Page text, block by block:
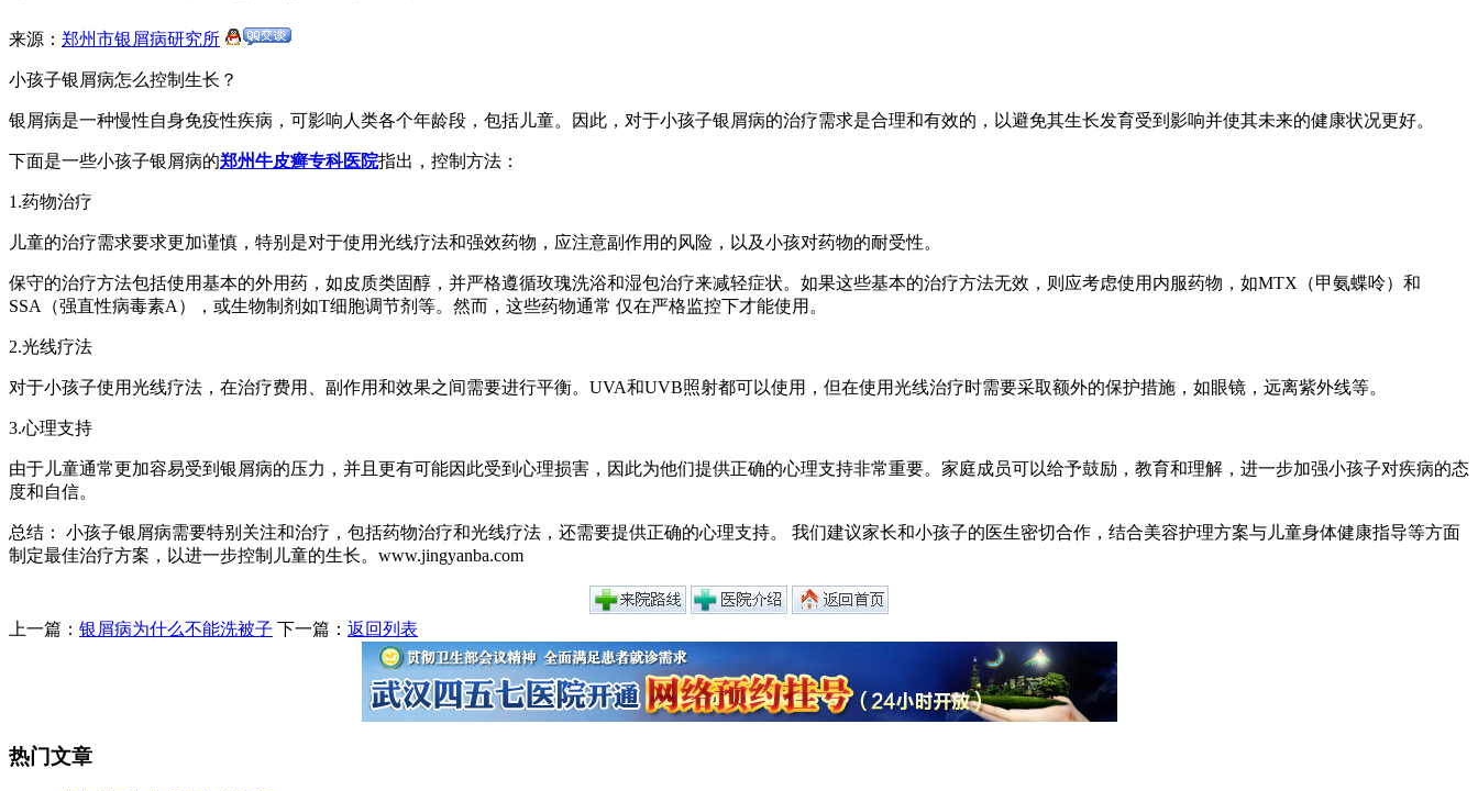
来源： 郑州市银屑病研究所
小孩子银屑病怎么控制生长？
银屑病是一种慢性自身免疫性疾病，可影响人类各个年龄段，包括儿童。因此，对于小孩子银屑病的治疗需求是合理和有效的，以避免其生长发育受到影响并使其未来的健康状况更好。
下面是一些小孩子银屑病的郑州牛皮癣专科医院指出，控制方法：
1.药物治疗
儿童的治疗需求要求更加谨慎，特别是对于使用光线疗法和强效药物，应注意副作用的风险，以及小孩对药物的耐受性。
保守的治疗方法包括使用基本的外用药，如皮质类固醇，并严格遵循玫瑰洗浴和湿包治疗来减轻症状。如果这些基本的治疗方法无效，则应考虑使用内服药物，如MTX（甲氨蝶呤）和
SSA（强直性病毒素A），或生物制剂如T细胞调节剂等。然而，这些药物通常 仅在严格监控下才能使用。
2.光线疗法
对于小孩子使用光线疗法，在治疗费用、副作用和效果之间需要进行平衡。UVA和UVB照射都可以使用，但在使用光线治疗时需要采取额外的保护措施，如眼镜，远离紫外线等。
3.心理支持
由于儿童通常更加容易受到银屑病的压力，并且更有可能因此受到心理损害，因此为他们提供正确的心理支持非常重要。家庭成员可以给予鼓励，教育和理解，进一步加强小孩子对疾病的态
度和自信。
总结： 小孩子银屑病需要特别关注和治疗，包括药物治疗和光线疗法，还需要提供正确的心理支持。 我们建议家长和小孩子的医生密切合作，结合美容护理方案与儿童身体健康指导等方面
制定最佳治疗方案，以进一步控制儿童的生长。www.jingyanba.com
上一篇： 银屑病为什么不能洗被子 下一篇： 返回列表
热门文章